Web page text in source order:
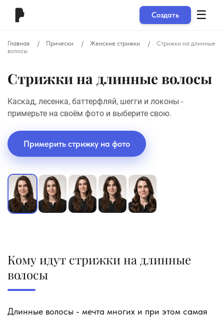
Создать ☰
Главная Прически Женские стрижки
Стрижки на длинные
волосы
Стрижки на длинные волосы
Каскад, лесенка, баттерфляй, шегги и локоны -
примерьте на своём фото и выберите свою.
Примерить стрижку на фото
Кому идут стрижки на длинные
волосы
Длинные волосы - мечта многих и при этом самая